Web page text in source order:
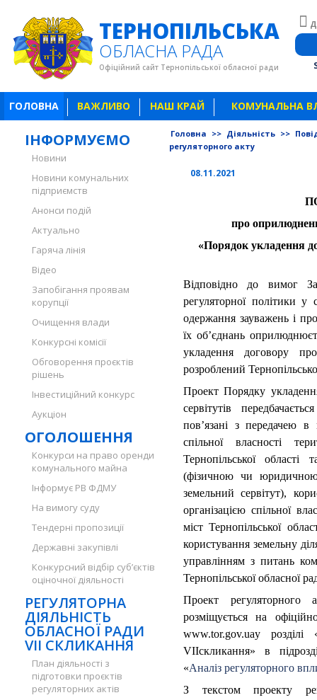
ТЕРНОПІЛЬСЬКА
ОБЛАСНА РАДА
Офіційний сайт Тернопільської обласної ради
ГОЛОВНА ВАЖЛИВО НАШ КРАЙ КОМУНАЛЬНА
ІНФОРМУЄМО
Новини
Новини комунальних
підприємств
Анонси подій
Актуально
Гаряча лінія
Відео
Запобігання проявам
корупції
Очищення влади
Конкурсні комісії
Обговорення проєктів
рішень
Інвестиційний конкурс
Аукціон
ОГОЛОШЕННЯ
Конкурси на право оренди
комунального майна
Інформує РВ ФДМУ
На вимогу суду
Тендерні пропозиції
Державні закупівлі
Конкурсний відбір суб’єктів
оціночної діяльності
РЕГУЛЯТОРНА
ДІЯЛЬНІСТЬ
ОБЛАСНОЇ РАДИ
VII СКЛИКАННЯ
План діяльності з
підготовки проєктів
регуляторних актів
Головна >> Діяльність >>
регуляторного акту
08.11.2021
про
«Порядок укладення
Відповідно до вимог
регуляторної політики у
одержання зауважень і
їх об’єднань
укладення договору
розроблений
Проект Порядку
сервітутів
пов’язані з передачею в
спільної власності
Тернопільської області
(фізичною чи юридичною
земельний сервітут),
організацією спільної
міст Тернопільської
користування земельну
управлінням з питань
Тернопільської обласної
Проект регуляторного
розміщується на
www.tor.gov.uaу розділі
VIIскликання» в
«Аналіз регуляторного
З текстом проекту